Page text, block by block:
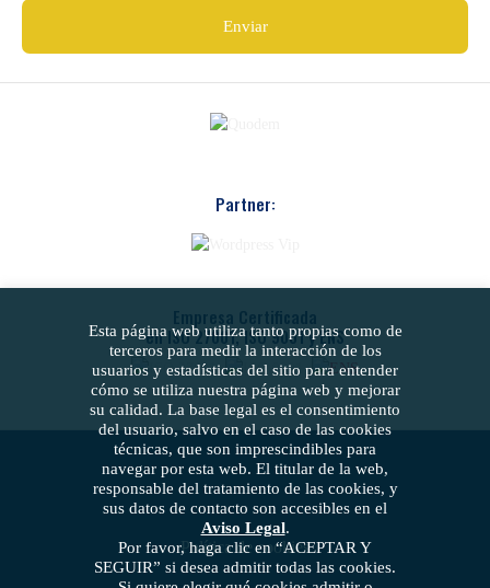
Partner:
Empresa Certificada
en ISO 27001, ISO 9001 y ENS
Política de cookies
Esta página web utiliza tanto propias como de
terceros para medir la interacción de los
usuarios y estadísticas del sitio para entender
cómo se utiliza nuestra página web y mejorar
su calidad. La base legal es el consentimiento
del usuario, salvo en el caso de las cookies
técnicas, que son imprescindibles para
navegar por esta web. El titular de la web,
responsable del tratamiento de las cookies, y
sus datos de contacto son accesibles en el
Aviso Legal.
Por favor, haga clic en “ACEPTAR Y
SEGUIR” si desea admitir todas las cookies.